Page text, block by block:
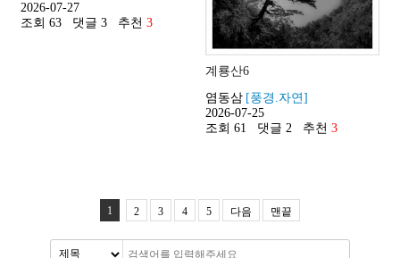
2026-07-27
조회 63
댓글 3 추천3
계룡산6
염동삼 [풍경.자연]
2026-07-25
조회 61
댓글 2 추천3
1 2 3 4 5 다음 맨끝